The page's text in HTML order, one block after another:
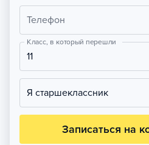
Телефон
Класс, в который перешли
11
Я старшеклассник
Записаться на